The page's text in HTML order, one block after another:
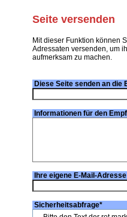
Seite versenden
Mit dieser Funktion können
Adressaten versenden, um
aufmerksam zu machen.
Diese Seite senden an die
Informationen für den
Ihre eigene E-Mail-
Sicherheitsabfrage*